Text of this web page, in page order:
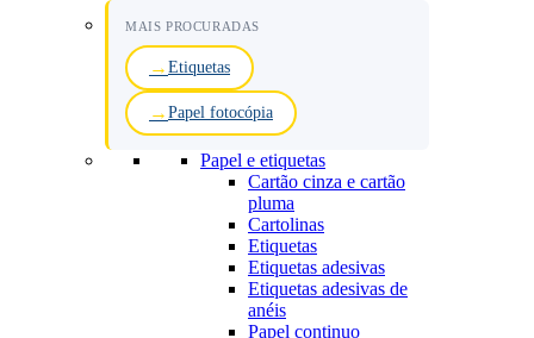
MAIS PROCURADAS
Etiquetas
Papel fotocópia
Papel e etiquetas
Cartão cinza e cartão
pluma
Cartolinas
Etiquetas
Etiquetas adesivas
Etiquetas adesivas de
anéis
Papel continuo